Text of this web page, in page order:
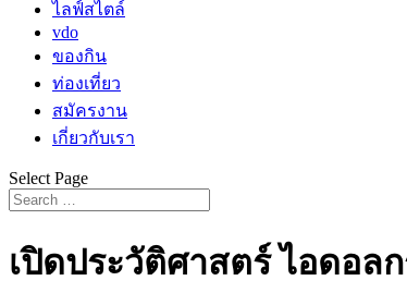
ไลฟ์สไตล์
vdo
ของกิน
ท่องเที่ยว
สมัครงาน
เกี่ยวกับเรา
Select Page
เปิดประวัติศาสตร์ ไอดอล